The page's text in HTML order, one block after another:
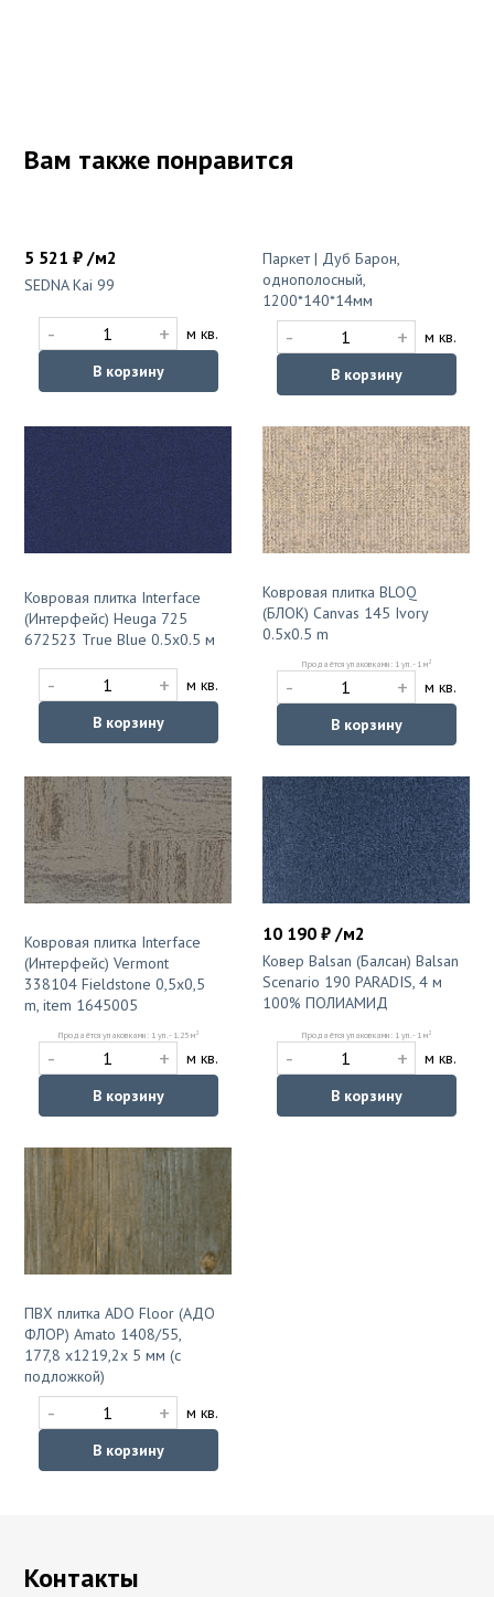
Вам также понравится
5 521 ₽ /м2
SEDNA Kai 99
- +
м кв.
В корзину
Паркет | Дуб Барон,
однополосный,
1200*140*14мм
- +
м кв.
В корзину
Ковровая плитка Interface
(Интерфейс) Heuga 725
672523 True Blue 0.5x0.5 м
- +
м кв.
В корзину
Ковровая плитка BLOQ
(БЛОК) Canvas 145 Ivory
0.5x0.5 m
Продаётся упаковками: 1 уп. - 1 м2
- +
м кв.
В корзину
Ковровая плитка Interface
(Интерфейс) Vermont
338104 Fieldstone 0,5х0,5
m, item 1645005
Продаётся упаковками: 1 уп. - 1.25 м2
- +
м кв.
В корзину
10 190 ₽ /м2
Ковер Balsan (Балсан) Balsan
Scenario 190 PARADIS, 4 м
100% ПОЛИАМИД
Продаётся упаковками: 1 уп. - 1 м2
- +
м кв.
В корзину
ПВХ плитка ADO Floor (АДО
ФЛОР) Amato 1408/55,
177,8 х1219,2х 5 мм (с
подложкой)
- +
м кв.
В корзину
Контакты